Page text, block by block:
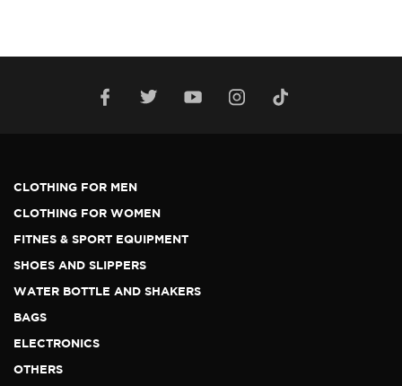
CLOTHING FOR MEN
CLOTHING FOR WOMEN
FITNES & SPORT EQUIPMENT
SHOES AND SLIPPERS
WATER BOTTLE AND SHAKERS
BAGS
ELECTRONICS
OTHERS